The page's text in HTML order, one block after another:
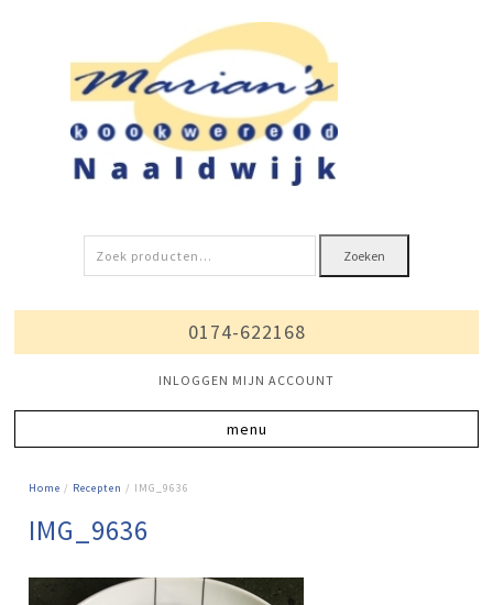
Zoeken
naar:
Zoeken
0174-622168
INLOGGEN MIJN ACCOUNT
Home / Recepten / IMG_9636
IMG_9636